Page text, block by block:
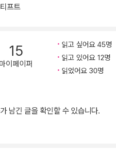
이에 경계란 없다. _한국어판 서문
10년에 걸쳐 취재해 쓴 회고록me
인사를 주제로 한 글이지만 『다크
고한 객관성으로 홀로코스트와 트
프트
15
마이페이퍼
읽고 싶어요 45명
읽고 있어요 12명
읽었어요 30명
남긴 글을 확인할 수 있습니다.